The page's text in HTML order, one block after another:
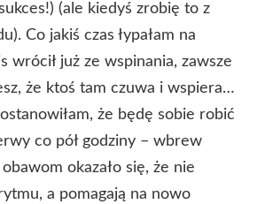
(ale kiedyś zrobię to z
Co jakiś czas łypałam na
wrócił już ze wspinania, zawsze
że ktoś tam czuwa i wspiera…
że będę sobie robić
co pół godziny – wbrew
okazało się, że nie
a pomagają na nowo